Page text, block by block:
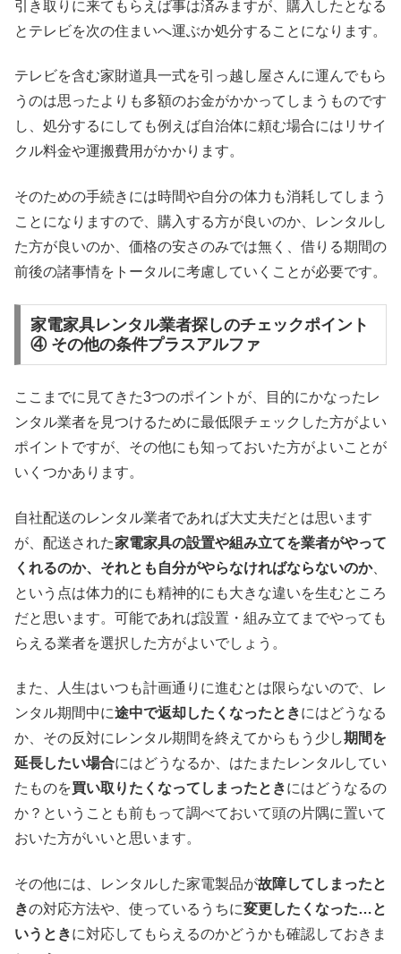
引き取りに来てもらえば事は済みますが、購入したとなる
とテレビを次の住まいへ運ぶか処分することになります。
テレビを含む家財道具一式を引っ越し屋さんに運んでもら
うのは思ったよりも多額のお金がかかってしまうものです
し、処分するにしても例えば自治体に頼む場合にはリサイ
クル料金や運搬費用がかかります。
そのための手続きには時間や自分の体力も消耗してしまう
ことになりますので、購入する方が良いのか、レンタルし
た方が良いのか、価格の安さのみでは無く、借りる期間の
前後の諸事情をトータルに考慮していくことが必要です。
家電家具レンタル業者探しのチェックポイント
④ その他の条件プラスアルファ
ここまでに見てきた3つのポイントが、目的にかなったレ
ンタル業者を見つけるために最低限チェックした方がよい
ポイントですが、その他にも知っておいた方がよいことが
いくつかあります。
自社配送のレンタル業者であれば大丈夫だとは思います
が、配送された家電家具の設置や組み立てを業者がやって
くれるのか、それとも自分がやらなければならないのか、
という点は体力的にも精神的にも大きな違いを生むところ
だと思います。可能であれば設置・組み立てまでやっても
らえる業者を選択した方がよいでしょう。
また、人生はいつも計画通りに進むとは限らないので、レ
ンタル期間中に途中で返却したくなったときにはどうなる
か、その反対にレンタル期間を終えてからもう少し期間を
延長したい場合にはどうなるか、はたまたレンタルしてい
たものを買い取りたくなってしまったときにはどうなるの
か？ということも前もって調べておいて頭の片隅に置いて
おいた方がいいと思います。
その他には、レンタルした家電製品が故障してしまったと
きの対応方法や、使っているうちに変更したくなった…と
いうときに対応してもらえるのかどうかも確認しておきま